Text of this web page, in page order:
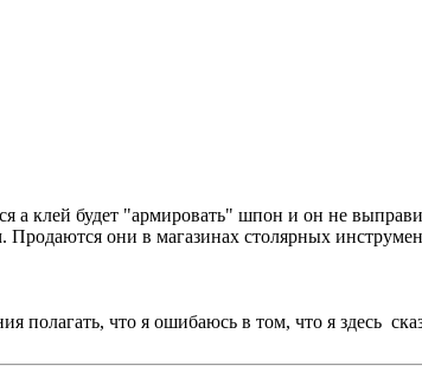
а клей будет "армировать" шпон и он не
они в магазинах столярных
полагать, что я ошибаюсь в том, что я здесь